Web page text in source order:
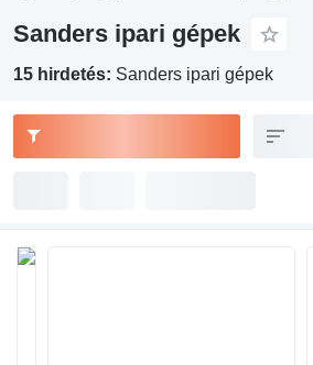
Sanders ipari gépek
15 hirdetés: Sanders ipari gépek